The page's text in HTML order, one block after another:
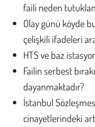
faili neden
Olay günü köyde
çelişkili ifadeleri
HTS ve baz
Failin serbest
dayanmaktadır?
İstanbul
cinayetlerindeki